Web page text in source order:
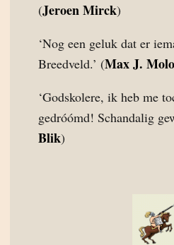
(Jeroen Mirck)
‘Nog een geluk dat er
Breedveld.’ (Max J.
‘Godskolere, ik heb me
gedróómd! Schandalig
Blik)